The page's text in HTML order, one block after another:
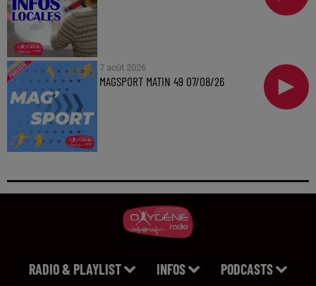
7 août 2026
MAGSPORT MATIN 49 07/08/26
RADIO & PLAYLIST INFOS PODCASTS